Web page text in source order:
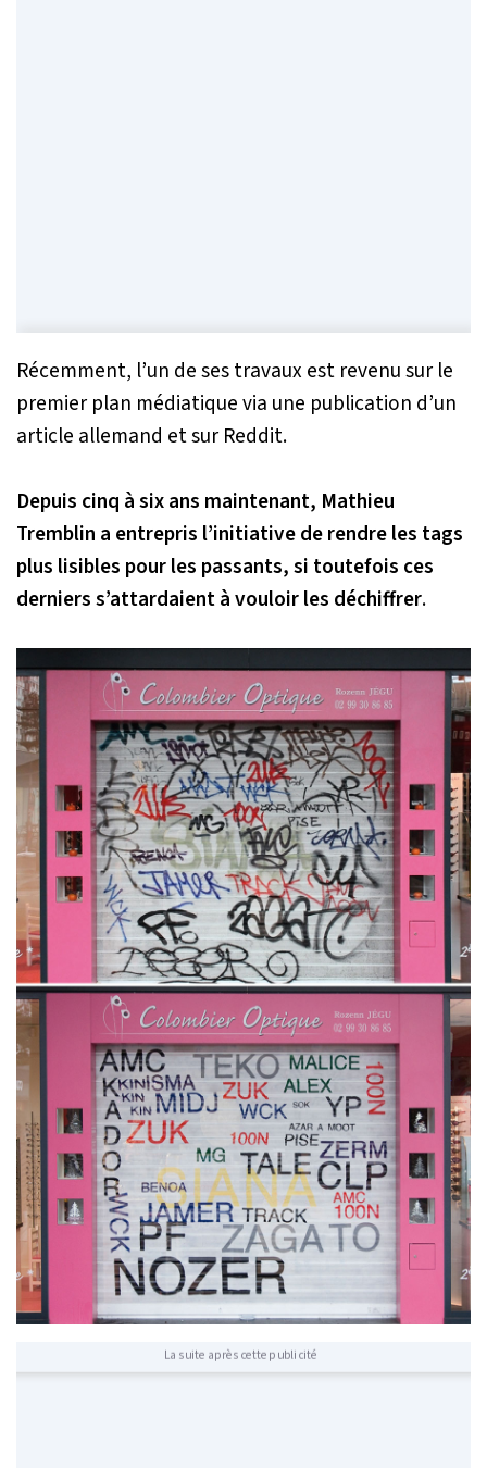
Récemment, l’un de ses travaux est revenu sur le
premier plan médiatique via une publication d’un
article allemand et sur Reddit.
Depuis cinq à six ans maintenant, Mathieu
Tremblin a entrepris l’initiative de rendre les tags
plus lisibles pour les passants, si toutefois ces
derniers s’attardaient à vouloir les déchiffrer.
La suite après cette publicité